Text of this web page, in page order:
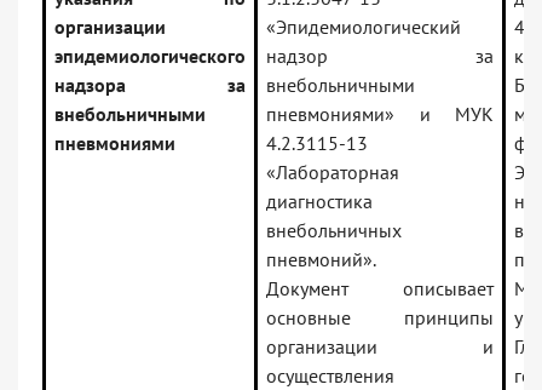
организации
эпидемиологического
надзора за
внебольничными
пневмониями
«Эпидемиологический
надзор за
внебольничными
пневмониями» и МУК
4.2.3115-13
«Лабораторная
диагностика
внебольничных
пневмоний».
Документ описывает
основные принципы
организации и
осуществления